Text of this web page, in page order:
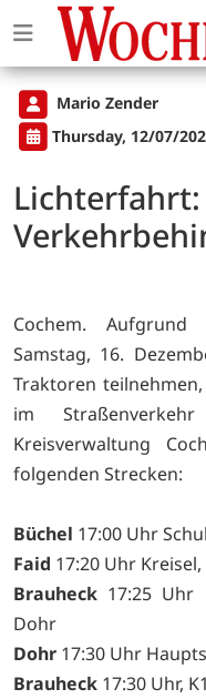
Mario Zender
Thursday, 12/07/
Cochem.
Samstag, 16.
Traktoren
im
Kreisverwaltung
folgenden Strecken:
Büchel 17:00 Uhr
Faid 17:20 Uhr Kreisel,
Brauheck 17:25 Uhr
Dohr
Dohr 17:30 Uhr
Brauheck 17:30 Uhr,